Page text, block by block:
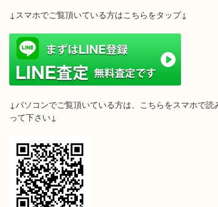
しました。
こちらは、バーバリー ハンドバッグ 外側がノバチ
なっている使いやすくお洒落なデザインです！
使用感もあり内側にシミのあるお品でしたが、しっ
使わず眠っている、ブランドバッグはございません
どのような状態のお品でも、丁寧に査定させて頂き